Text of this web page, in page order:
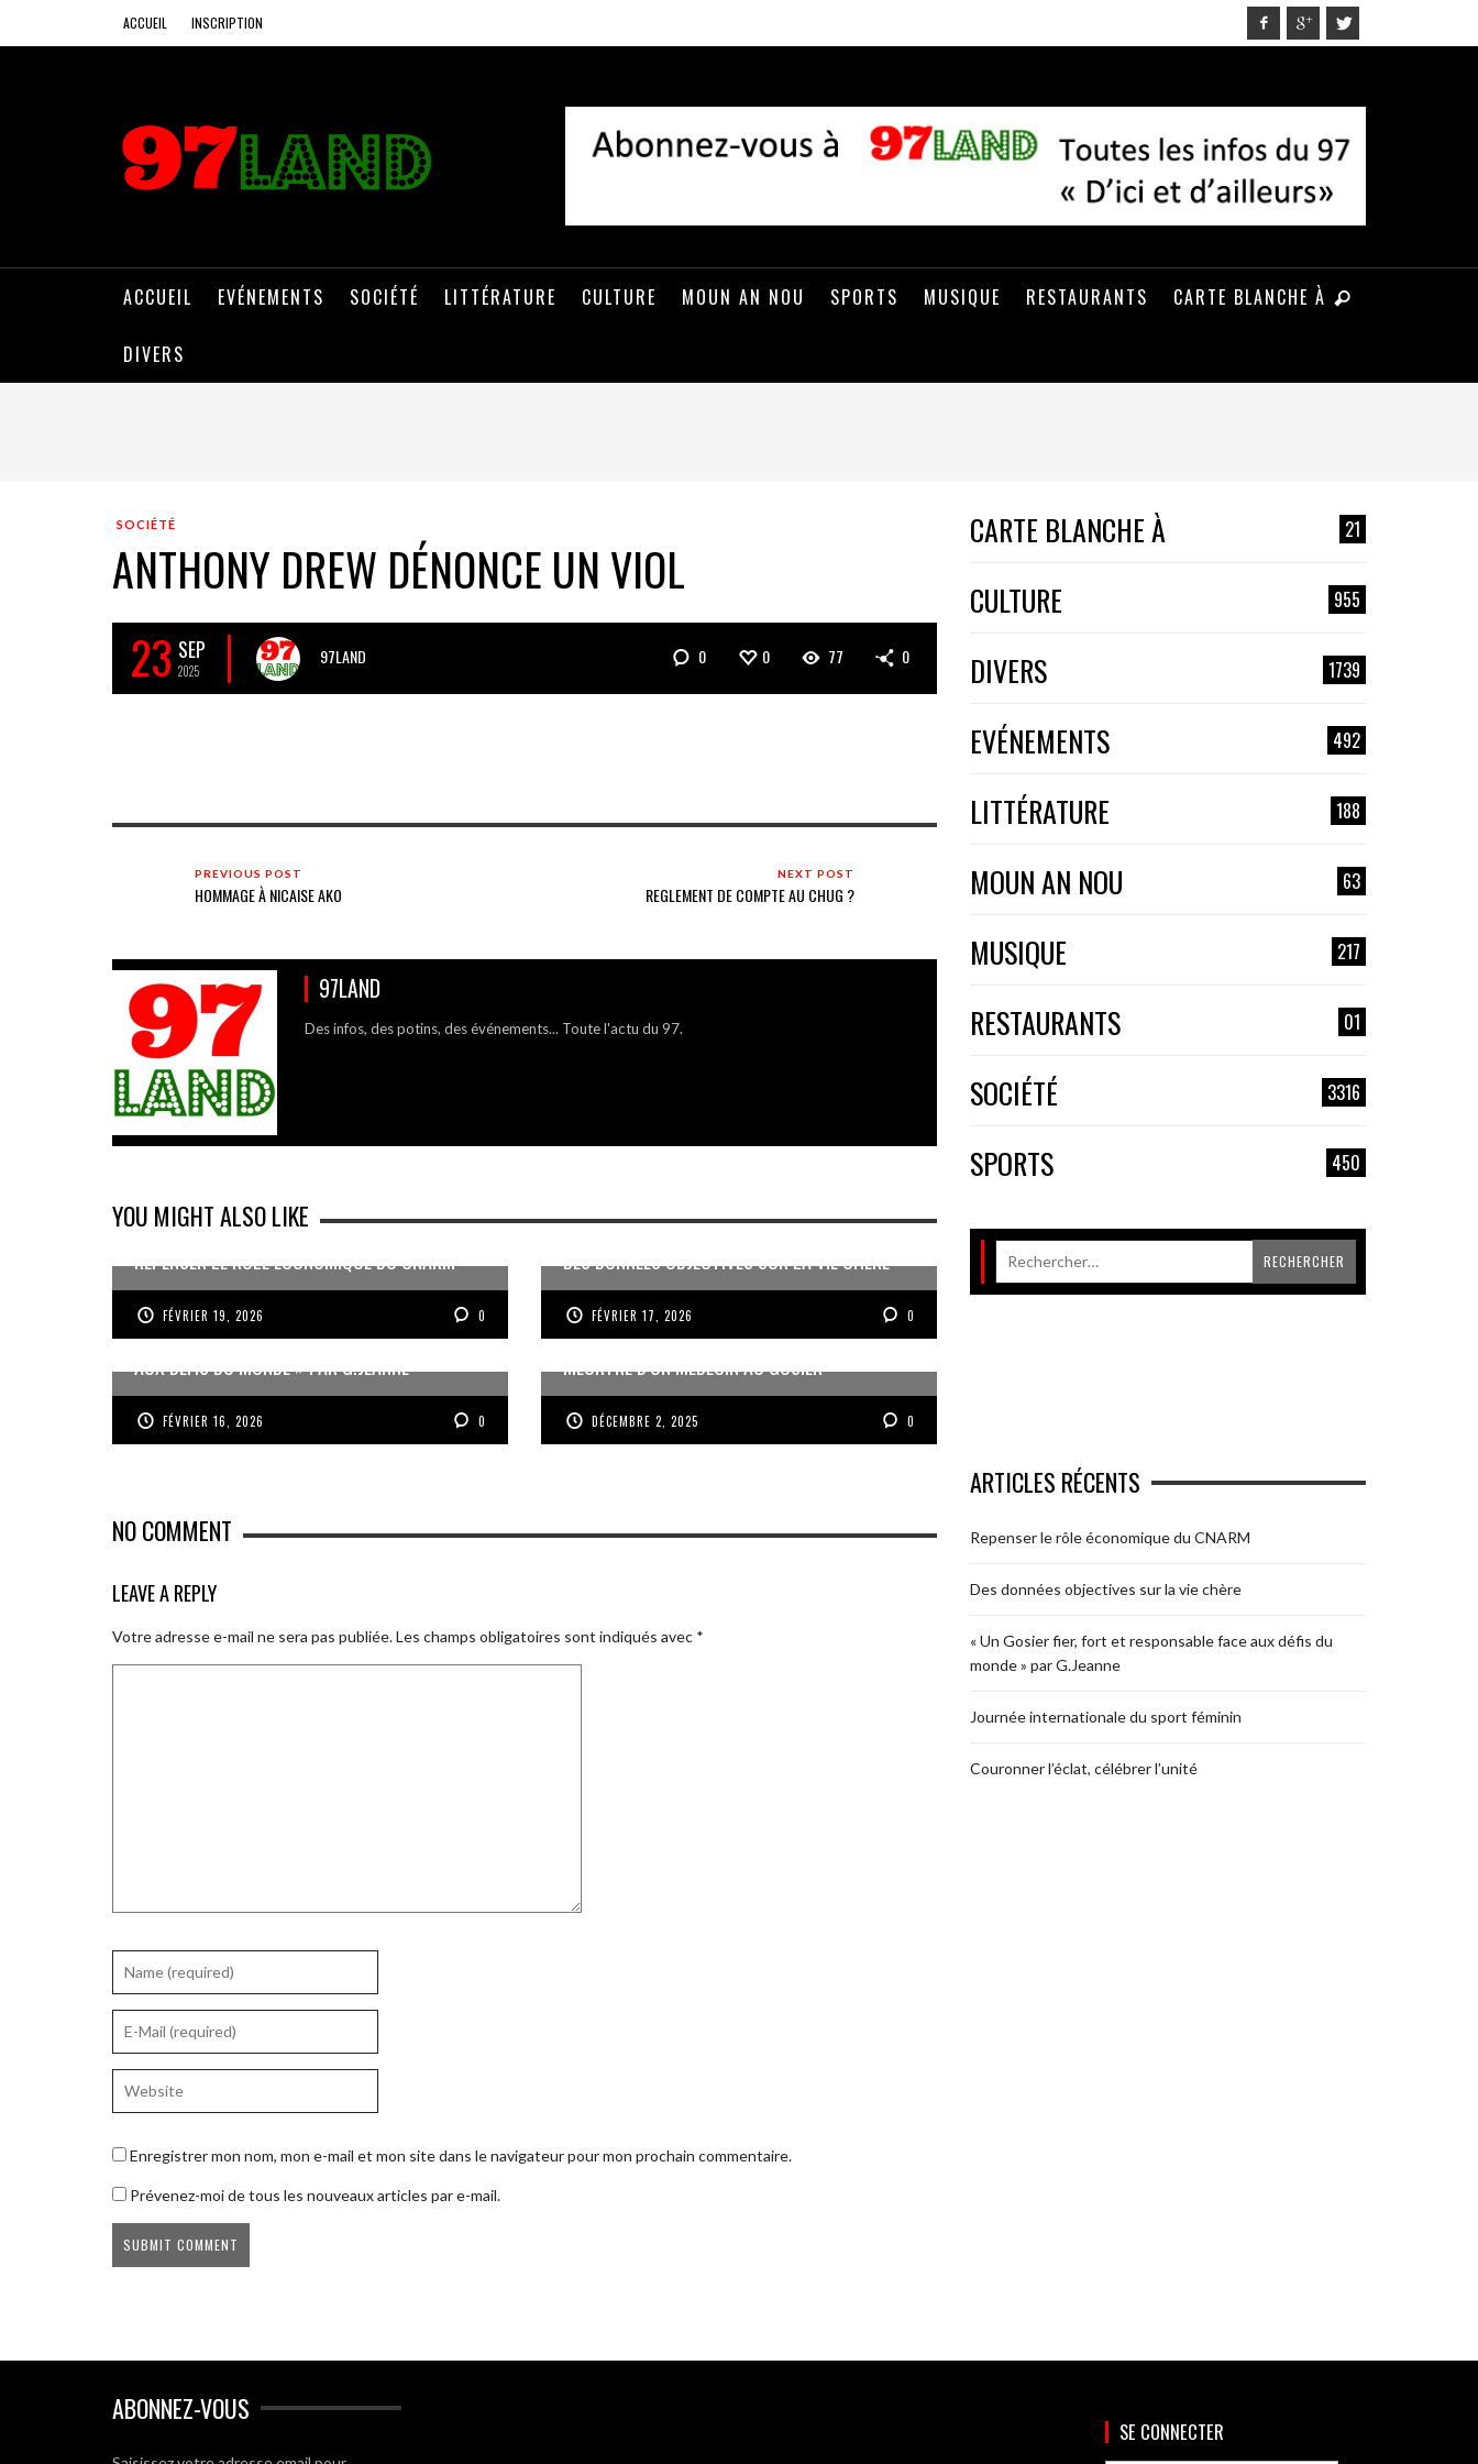
ACCUEIL INSCRIPTION
ACCUEIL EVÉNEMENTS SOCIÉTÉ LITTÉRATURE CULTURE MOUN AN NOU SPORTS MUSIQUE RESTAURANTS CARTE BLANCHE À
DIVERS
SOCIÉTÉ
ANTHONY DREW DÉNONCE UN VIOL
23 SEP
2025
97LAND 0 0 77 0
PREVIOUS POST
HOMMAGE À NICAISE AKO
NEXT POST
REGLEMENT DE COMPTE AU CHUG ?
97LAND
Des infos, des potins, des événements... Toute l'actu du 97.
YOU MIGHT ALSO LIKE
REPENSER LE RÔLE ÉCONOMIQUE DU CNARM
FÉVRIER 19, 2026 0
DES DONNÉES OBJECTIVES SUR LA VIE CHÈRE
FÉVRIER 17, 2026 0
« UN GOSIER FIER, FORT ET RESPONSABLE FACE
AUX DÉFIS DU MONDE » PAR G.JEANNE
FÉVRIER 16, 2026 0
MEURTRE D’UN MÉDECIN AU GOSIER
DÉCEMBRE 2, 2025 0
NO COMMENT
LEAVE A REPLY
Votre adresse e-mail ne sera pas publiée.Les champs obligatoires sont indiqués avec *
Enregistrer mon nom, mon e-mail et mon site dans le navigateur pour mon prochain commentaire.
Prévenez-moi de tous les nouveaux articles par e-mail.
CARTE BLANCHE À 21
CULTURE 955
DIVERS 1739
EVÉNEMENTS 492
LITTÉRATURE 188
MOUN AN NOU 63
MUSIQUE 217
RESTAURANTS 01
SOCIÉTÉ 3316
SPORTS 450
ARTICLES RÉCENTS
Repenser le rôle économique du CNARM
Des données objectives sur la vie chère
« Un Gosier fier, fort et responsable face aux défis du
monde » par G.Jeanne
Journée internationale du sport féminin
Couronner l’éclat, célébrer l’unité
ABONNEZ-VOUS
SE CONNECTER